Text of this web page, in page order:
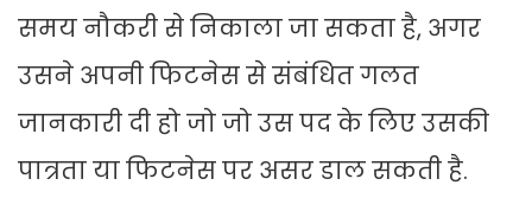
समय नौकरी से निकाला जा सकता है, अगर
उसने अपनी फिटनेस से संबंधित गलत
जानकारी दी हो जो जो उस पद के लिए उसकी
पात्रता या फिटनेस पर असर डाल सकती है.